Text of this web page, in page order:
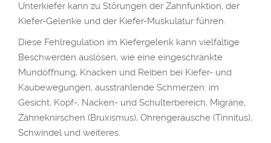
Unterkiefer kann zu Störungen der Zahnfunktion, der
Kiefer-Gelenke und der Kiefer-Muskulatur führen.
Diese Fehlregulation im Kiefergelenk kann vielfältige
Beschwerden auslösen, wie eine eingeschränkte
Mundöffnung, Knacken und Reiben bei Kiefer- und
Kaubewegungen, ausstrahlende Schmerzen: im
Gesicht, Kopf-, Nacken- und Schulterbereich, Migräne,
Zähneknirschen (Bruxismus), Ohrengeräusche (Tinnitus),
Schwindel und weiteres.